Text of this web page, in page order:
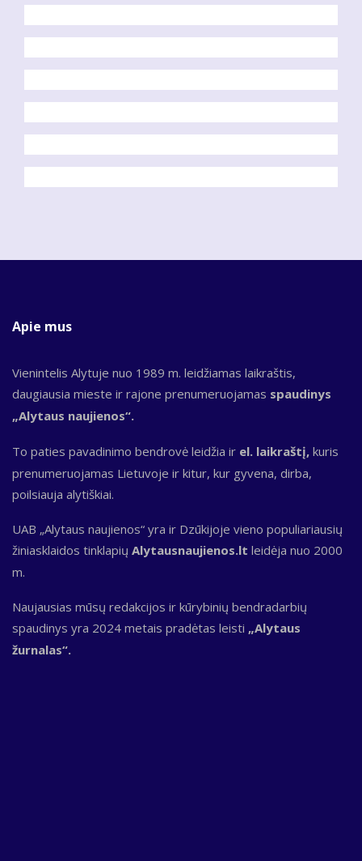
Apie mus
Vienintelis Alytuje nuo 1989 m. leidžiamas laikraštis,
daugiausia mieste ir rajone prenumeruojamas spaudinys
„Alytaus naujienos“.
To paties pavadinimo bendrovė leidžia ir el. laikraštį, kuris
prenumeruojamas Lietuvoje ir kitur, kur gyvena, dirba,
poilsiauja alytiškiai.
UAB „Alytaus naujienos“ yra ir Dzūkijoje vieno populiariausių
žiniasklaidos tinklapių Alytausnaujienos.lt leidėja nuo 2000
m.
Naujausias mūsų redakcijos ir kūrybinių bendradarbių
spaudinys yra 2024 metais pradėtas leisti „Alytaus
žurnalas“.